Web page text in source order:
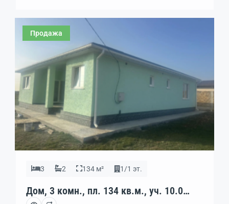
Продажа
3 2 134 м² 1/1 эт.
Дом, 3 комн., пл. 134 кв.м., уч. 10.0